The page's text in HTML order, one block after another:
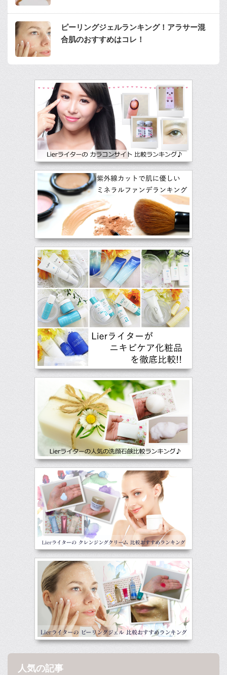
ピーリングジェルランキング！アラサー混
合肌のおすすめはコレ！
人気の記事